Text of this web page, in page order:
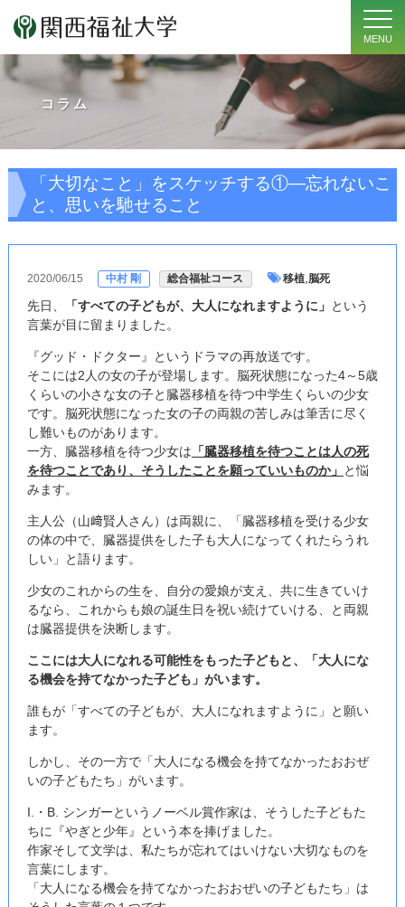
MENU
コラム
「大切なこと」をスケッチする①―忘れないこ
と、思いを馳せること
2020/06/15 中村 剛 総合福祉コース 移植 脳死
先日、 「すべての子どもが、大人になれますように」 という
言葉が目に留まりました。
『グッド・ドクター』というドラマの再放送です。
そこには2人の女の子が登場します。脳死状態になった4～5歳
くらいの小さな女の子と臓器移植を待つ中学生くらいの少女
です。脳死状態になった女の子の両親の苦しみは筆舌に尽く
し難いものがあります。
一方、臓器移植を待つ少女は 「臓器移植を待つことは人の死
を待つことであり、そうしたことを願っていいものか」 と悩
みます。
主人公（山﨑賢人さん）は両親に、「臓器移植を受ける少女
の体の中で、臓器提供をした子も大人になってくれたらうれ
しい」と語ります。
少女のこれからの生を、自分の愛娘が支え、共に生きていけ
るなら、これからも娘の誕生日を祝い続けていける、と両親
は臓器提供を決断します。
ここには大人になれる可能性をもった子どもと、「大人にな
る機会を持てなかった子ども」がいます。
誰もが「すべての子どもが、大人になれますように」と願い
ます。
しかし、その一方で「大人になる機会を持てなかったおおぜ
いの子どもたち」がいます。
I.・B. シンガーというノーベル賞作家は、そうした子どもた
ちに『やぎと少年』という本を捧げました。
作家そして文学は、私たちが忘れてはいけない大切なものを
言葉にします。
「大人になる機会を持てなかったおおぜいの子どもたち」は